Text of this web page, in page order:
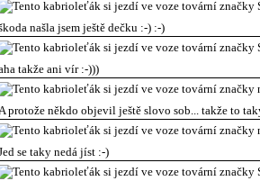
našla jsem ještě dečku :-) :-)
takže ani vír :-)))
protože někdo objevil ještě slovo sob... takže to
se taky nedá jíst :-)